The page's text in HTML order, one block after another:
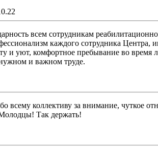
всем сотрудникам
каждого сотрудника Центра,
и уют, комфортное пребывание во
и важном труде.
всему коллективу за внимание,
Так держать!